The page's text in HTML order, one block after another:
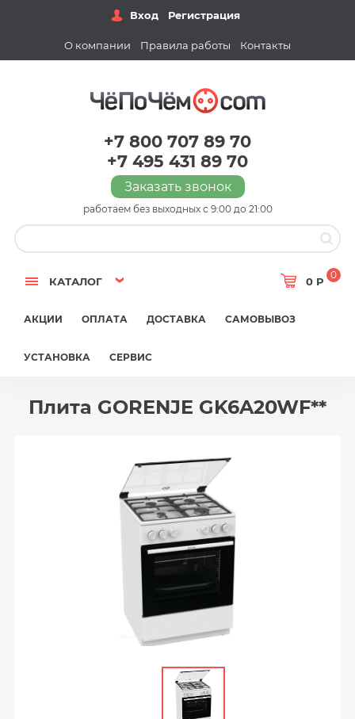
Вход Регистрация
О компании Правила работы Контакты
+7 800 707 89 70
+7 495 431 89 70
Заказать звонок
работаем без выходных с 9:00 до 21:00
КАТАЛОГ 0 Р
0
АКЦИИ ОПЛАТА ДОСТАВКА САМОВЫВОЗ
УСТАНОВКА СЕРВИС
Плита GORENJE GK6A20WF**